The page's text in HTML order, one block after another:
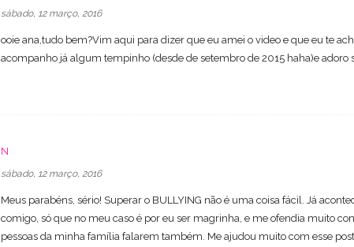
sábado, 12 março, 2016
ooie ana,tudo bem?Vim aqui para dizer que eu amei o video e que eu te
acompanho já algum tempinho (desde de setembro de 2015 haha)e adoro
N
sábado, 12 março, 2016
Meus parabéns, sério! Superar o BULLYING não é uma coisa fácil. Já
comigo, só que no meu caso é por eu ser magrinha, e me ofendia muito
pessoas da minha família falarem também. Me ajudou muito com esse